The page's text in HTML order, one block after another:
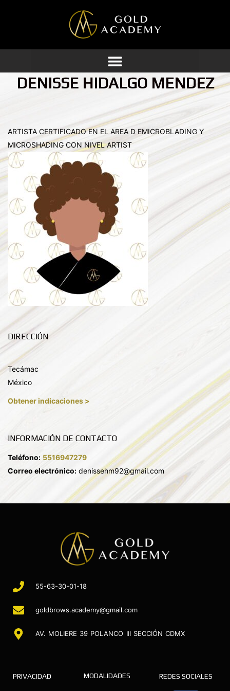
contenido
DENISSE HIDALGO MENDEZ
ARTISTA CERTIFICADO EN EL AREA D EMICROBLADING Y
MICROSHADING CON NIVEL ARTIST
DIRECCIÓN
Tecámac
México
Obtener indicaciones >
INFORMACIÓN DE CONTACTO
Teléfono: 5516947279
Correo electrónico: denissehm92@gmail.com
55-63-30-01-18
goldbrows.academy@gmail.com
AV. MOLIERE 39 POLANCO III SECCIÓN CDMX
PRIVACIDAD MODALIDADES REDES SOCIALES